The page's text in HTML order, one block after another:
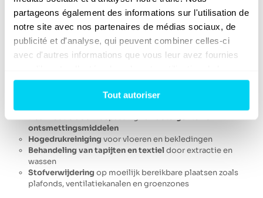
partageons également des informations sur l'utilisation de
notre site avec nos partenaires de médias sociaux, de
publicité et d'analyse, qui peuvent combiner celles-ci
avec d'autres informations que vous leur avez fournies
services.
Tout autoriser
netheid en helderheid
van het glas hersteld. Dit helpt ook
om debrandgeurte verwijderen.
3.3 Decontaminatie en desinfectie van lokalen
ziektekiemente elimineren:
ontsmettingsmiddelen
Hogedrukreiniging voor vloeren en bekledingen
Behandeling van tapijten en textieldoor extractie en
wassen
Stofverwijdering op moeilijk bereikbare plaatsen zoals
plafonds, ventilatiekanalen en groenzones